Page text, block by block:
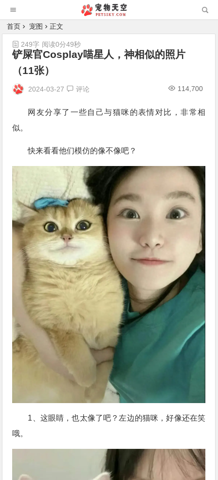
首页 宠图 正文
铲屎官Cosplay喵星人，神相似的照片
（11张）
2024-03-27 评论 114,700
249字 阅读0分49秒
网友分享了一些自己与猫咪的表情对比，非常相
似。
快来看看他们模仿的像不像吧？
1、这眼睛，也太像了吧？左边的猫咪，好像还在笑
哦。